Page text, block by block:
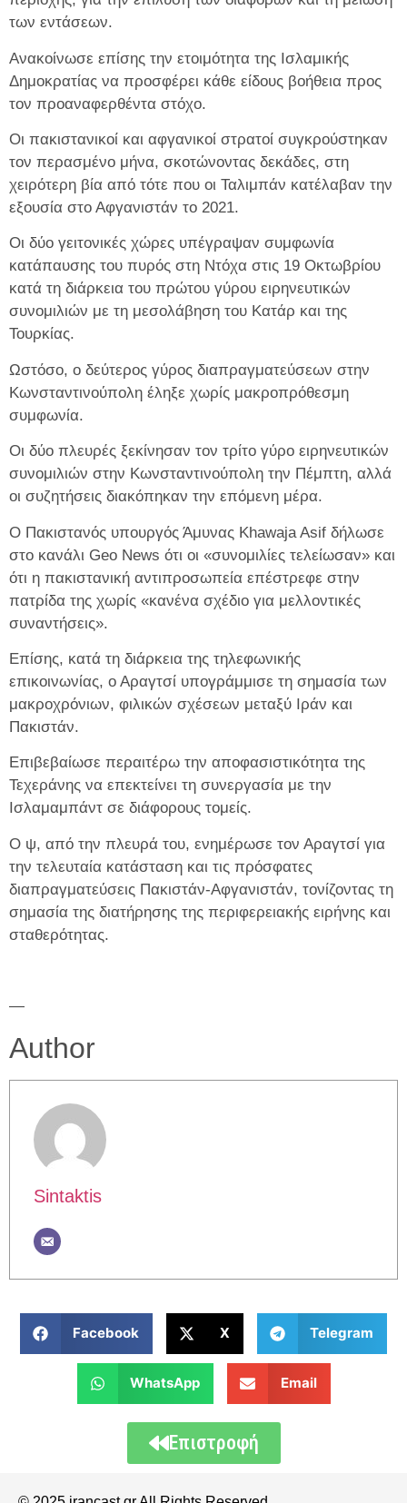
των εντάσεων.
Ανακοίνωσε επίσης την ετοιμότητα της Ισλαμικής
Δημοκρατίας να προσφέρει κάθε είδους βοήθεια προς
τον προαναφερθέντα στόχο.
Οι πακιστανικοί και αφγανικοί στρατοί συγκρούστηκαν
τον περασμένο μήνα, σκοτώνοντας δεκάδες, στη
χειρότερη βία από τότε που οι Ταλιμπάν κατέλαβαν την
εξουσία στο Αφγανιστάν το 2021.
Οι δύο γειτονικές χώρες υπέγραψαν συμφωνία
κατάπαυσης του πυρός στη Ντόχα στις 19 Οκτωβρίου
κατά τη διάρκεια του πρώτου γύρου ειρηνευτικών
συνομιλιών με τη μεσολάβηση του Κατάρ και της
Τουρκίας.
Ωστόσο, ο δεύτερος γύρος διαπραγματεύσεων στην
Κωνσταντινούπολη έληξε χωρίς μακροπρόθεσμη
συμφωνία.
Οι δύο πλευρές ξεκίνησαν τον τρίτο γύρο ειρηνευτικών
συνομιλιών στην Κωνσταντινούπολη την Πέμπτη, αλλά
οι συζητήσεις διακόπηκαν την επόμενη μέρα.
Ο Πακιστανός υπουργός Άμυνας Khawaja Asif δήλωσε
στο κανάλι Geo News ότι οι «συνομιλίες τελείωσαν» και
ότι η πακιστανική αντιπροσωπεία επέστρεφε στην
πατρίδα της χωρίς «κανένα σχέδιο για μελλοντικές
συναντήσεις».
Επίσης, κατά τη διάρκεια της τηλεφωνικής
επικοινωνίας, ο Αραγτσί υπογράμμισε τη σημασία των
μακροχρόνιων, φιλικών σχέσεων μεταξύ Ιράν και
Πακιστάν.
Επιβεβαίωσε περαιτέρω την αποφασιστικότητα της
Τεχεράνης να επεκτείνει τη συνεργασία με την
Ισλαμαμπάντ σε διάφορους τομείς.
Ο ψ, από την πλευρά του, ενημέρωσε τον Αραγτσί για
την τελευταία κατάσταση και τις πρόσφατες
διαπραγματεύσεις Πακιστάν-Αφγανιστάν, τονίζοντας τη
σημασία της διατήρησης της περιφερειακής ειρήνης και
σταθερότητας.
—
Author
Sintaktis
Facebook X Telegram
WhatsApp Email
Επιστροφή